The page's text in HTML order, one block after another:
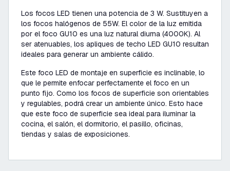
Los focos LED tienen una potencia de 3 W. Sustituyen a
los focos halógenos de 55W. El color de la luz emitida
por el foco GU10 es una luz natural diurna (4000K). Al
ser atenuables, los apliques de techo LED GU10 resultan
ideales para generar un ambiente cálido.
Este foco LED de montaje en superficie es inclinable, lo
que le permite enfocar perfectamente el foco en un
punto fijo. Como los focos de superficie son orientables
y regulables, podrá crear un ambiente único. Esto hace
que este foco de superficie sea ideal para iluminar la
cocina, el salón, el dormitorio, el pasillo, oficinas,
tiendas y salas de exposiciones.